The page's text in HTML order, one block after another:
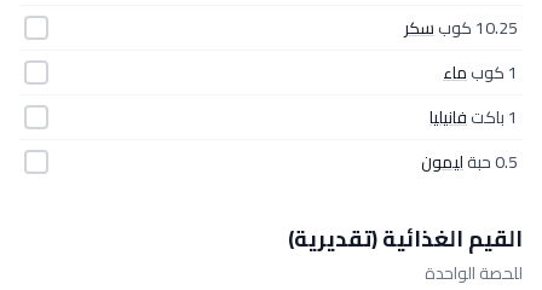
10.25 كوب
سكر
1 كوب
ماء
1 باكت
فانيليا
0.5 حبة
ليمون
القيم الغذائية (تقديرية)
للحصة الواحدة